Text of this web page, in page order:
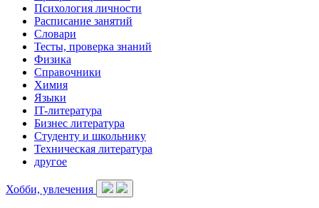
Психология личности
Расписание занятий
Словари
Тесты, проверка знаний
Физика
Справочники
Химия
Языки
IT-литература
Бизнес литература
Cтуденту и школьнику
Техническая литература
другое
Хобби, увлечения